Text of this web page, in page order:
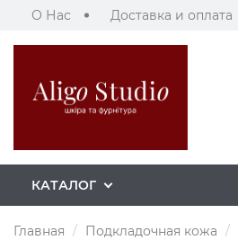
О Нас Доставка и оплата
КАТАЛОГ
Главная Подкладочная кожа